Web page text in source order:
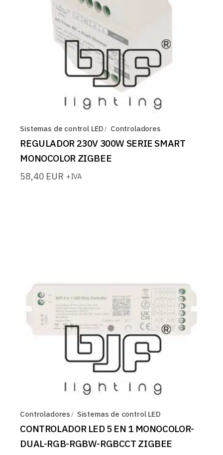
Sistemas de control LED Controladores
REGULADOR 230V 300W SERIE SMART
MONOCOLOR ZIGBEE
58,40 EUR +IVA
Controladores Sistemas de control LED
CONTROLADOR LED 5 EN 1 MONOCOLOR-
DUAL-RGB-RGBW-RGBCCT ZIGBEE